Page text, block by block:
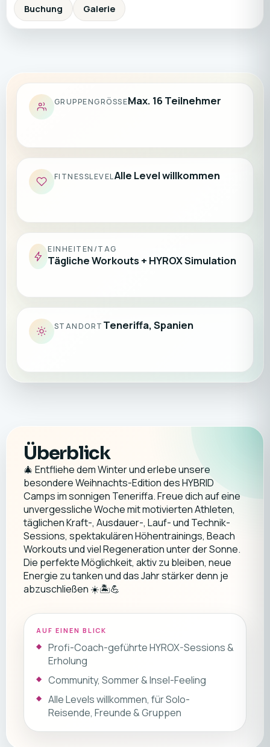
Buchung Galerie
GRUPPENGRÖSSE Max. 16 Teilnehmer
FITNESSLEVELAlle Level willkommen
EINHEITEN/TAG
Tägliche Workouts + HYROX Simulation
STANDORT Teneriffa, Spanien
Überblick
🎄 Entfliehe dem Winter und erlebe unsere
besondere Weihnachts-Edition des HYBRID
Camps im sonnigen Teneriffa. Freue dich auf eine
unvergessliche Woche mit motivierten Athleten,
täglichen Kraft-, Ausdauer-, Lauf- und Technik-
Sessions, spektakulären Höhentrainings, Beach
Workouts und viel Regeneration unter der Sonne.
Die perfekte Möglichkeit, aktiv zu bleiben, neue
Energie zu tanken und das Jahr stärker denn je
abzuschließen ☀️🏝️💪
AUF EINEN BLICK
Profi-Coach-geführte HYROX-Sessions &
Erholung
Community, Sommer & Insel-Feeling
Alle Levels willkommen, für Solo-
Reisende, Freunde & Gruppen